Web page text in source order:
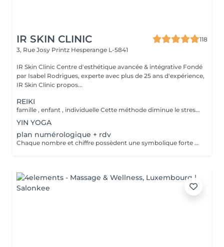
IR SKIN CLINIC
118
3, Rue Josy Printz Hesperange L-5841
IR Skin Clinic Centre d'esthétique avancée & intégrative Fondé
par Isabel Rodrigues, experte avec plus de 25 ans d'expérience,
IR Skin Clinic propos...
REIKI
famille , enfant , individuelle Cette méthode diminue le stress, relâche les blocages émotionnels, calme les douleurs physiques, et vous amener à un bien-être général, ainsi qu'une paix intérieure. Libère les blocages énergétiques, renforce le système immunitaire, atténue la douleur et élimine les toxines du corps
YIN YOGA
plan numérologique + rdv
Chaque nombre et chiffre possèdent une symbolique forte et connue depuis la nuit des temps. Plusieurs outils sont à votre disposition pour découvrir votre personnalité, votre avenir ou tout simplement trouver des réponses précises à vos questions.